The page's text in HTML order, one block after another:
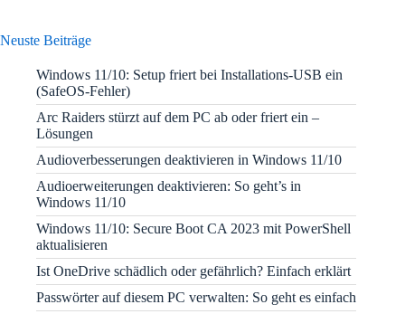
Neuste Beiträge
Windows 11/10: Setup friert bei Installations-USB ein
(SafeOS-Fehler)
Arc Raiders stürzt auf dem PC ab oder friert ein –
Lösungen
Audioverbesserungen deaktivieren in Windows 11/10
Audioerweiterungen deaktivieren: So geht’s in
Windows 11/10
Windows 11/10: Secure Boot CA 2023 mit PowerShell
aktualisieren
Ist OneDrive schädlich oder gefährlich? Einfach erklärt
Passwörter auf diesem PC verwalten: So geht es einfach